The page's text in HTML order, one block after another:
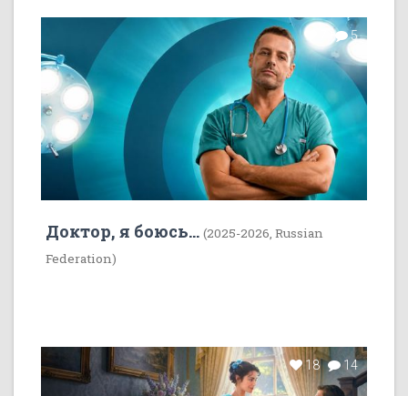
7 5
Доктор, я боюсь... (2025-2026, Russian
Federation)
18 14